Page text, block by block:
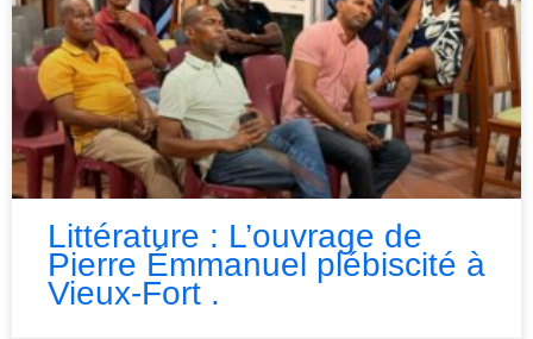
Littérature : L’ouvrage de
Pierre Émmanuel plébiscité à
Vieux-Fort .